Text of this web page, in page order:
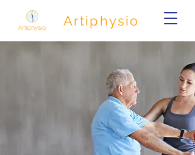
Artiphysio